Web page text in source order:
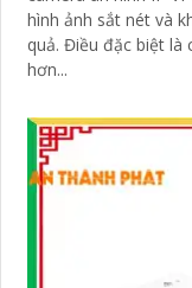
hình ảnh sắt nét và
quả. Điều đặc biệt là camera có khả năng xem ban đêm rõ
hơn...